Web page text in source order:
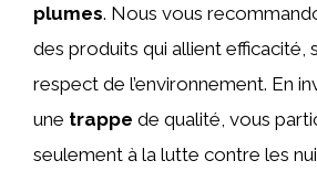
plumes. Nous vous
des produits qui allient efficacité,
respect de l’environnement. En
une trappe de qualité, vous
seulement à la lutte contre les